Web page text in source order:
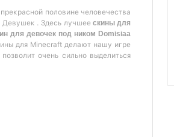
половине человечества
Девушек . Здесь лучшее скины для
для девочек под ником Domisiaa
для Minecraft делают нашу игре
очень сильно выделиться